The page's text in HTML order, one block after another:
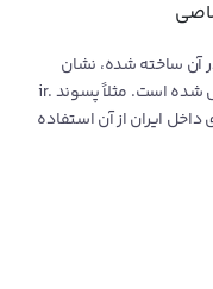
آن ساخته شده، نشان
می‌دهد و معمولاً از دو حرف اختصاری تشکیل شده است. مثلاً پسوند .ir
ایران از آن استفاده